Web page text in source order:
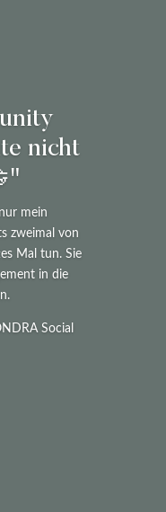
nicht
mein
zweimal von
Mal tun. Sie
in die
Social